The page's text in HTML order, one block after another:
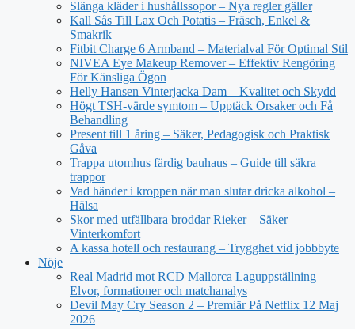
Slänga kläder i hushållssopor – Nya regler gäller
Kall Sås Till Lax Och Potatis – Fräsch, Enkel &
Smakrik
Fitbit Charge 6 Armband – Materialval För Optimal Stil
NIVEA Eye Makeup Remover – Effektiv Rengöring
För Känsliga Ögon
Helly Hansen Vinterjacka Dam – Kvalitet och Skydd
Högt TSH-värde symtom – Upptäck Orsaker och Få
Behandling
Present till 1 åring – Säker, Pedagogisk och Praktisk
Gåva
Trappa utomhus färdig bauhaus – Guide till säkra
trappor
Vad händer i kroppen när man slutar dricka alkohol –
Hälsa
Skor med utfällbara broddar Rieker – Säker
Vinterkomfort
A kassa hotell och restaurang – Trygghet vid jobbbyte
Nöje
Real Madrid mot RCD Mallorca Laguppställning –
Elvor, formationer och matchanalys
Devil May Cry Season 2 – Premiär På Netflix 12 Maj
2026